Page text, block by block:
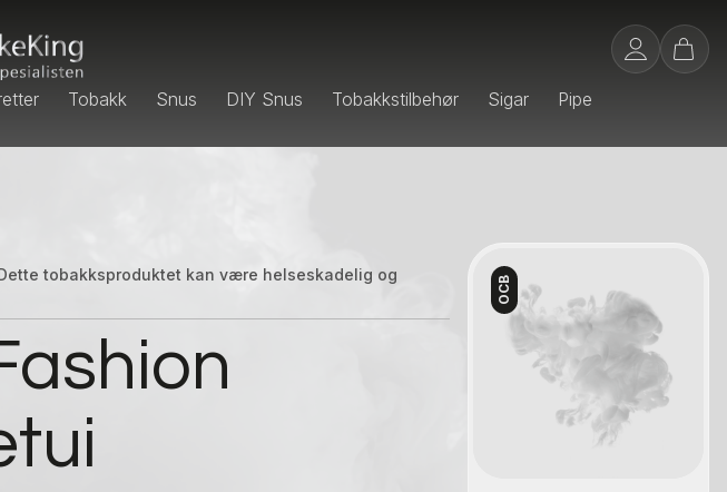
Tobakk Snus DIY Snus Tobakkstilbehør Sigar Pipe
tobakksproduktet kan være helseskadelig og
OCB
Kontakt oss